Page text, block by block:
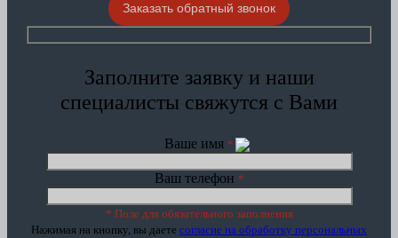
Заказать обратный звонок
Заполните заявку и наши
специалисты свяжутся с Вами
Ваше имя *
Ваш телефон *
* Поле для обязательного заполнения
Нажимая на кнопку, вы даете согласие на обработку персональных